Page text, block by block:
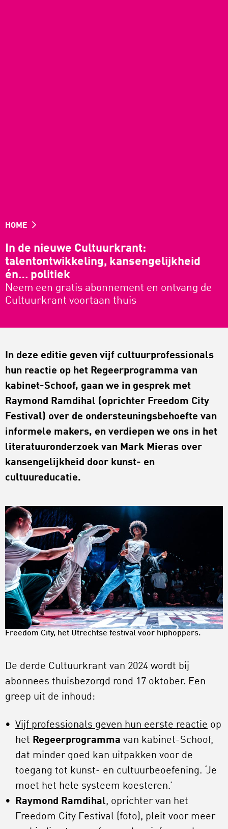
HOME
In de nieuwe Cultuurkrant:
talentontwikkeling, kansengelijkheid
én… politiek
Neem een gratis abonnement en ontvang de
Cultuurkrant voortaan thuis
In deze editie geven vijf cultuurprofessionals
hun reactie op het Regeerprogramma van
kabinet-Schoof, gaan we in gesprek met
Raymond Ramdihal (oprichter Freedom City
Festival) over de ondersteuningsbehoefte van
informele makers, en verdiepen we ons in het
literatuuronderzoek van Mark Mieras over
kansengelijkheid door kunst- en
cultuureducatie.
Freedom City, het Utrechtse festival voor hiphoppers.
De derde Cultuurkrant van 2024 wordt bij
abonnees thuisbezorgd rond 17 oktober. Een
greep uit de inhoud:
Vijf professionals geven hun eerste reactie op
het Regeerprogramma van kabinet-Schoof,
dat minder goed kan uitpakken voor de
toegang tot kunst- en cultuurbeoefening. ‘Je
moet het hele systeem koesteren.’
Raymond Ramdihal, oprichter van het
Freedom City Festival (foto), pleit voor meer